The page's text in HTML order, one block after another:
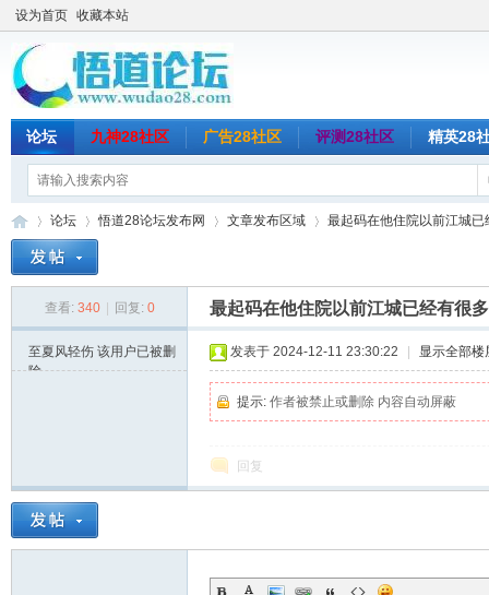
设为首页 收藏本站
论坛 九神28社区 广告28社区 评测28社区 精英28
道
论坛
›
悟道28论坛发布网 文章发布区域
›
最起码在他住院以前江城
查看: 340 回复: 0 最起码在他住院以前江城已经有很
至夏风轻伤 该用户已被删
除
发表于 2024-12-11 23:30:22 显示全部楼
提示: 作者被禁止或删除 内容自动屏蔽
回复